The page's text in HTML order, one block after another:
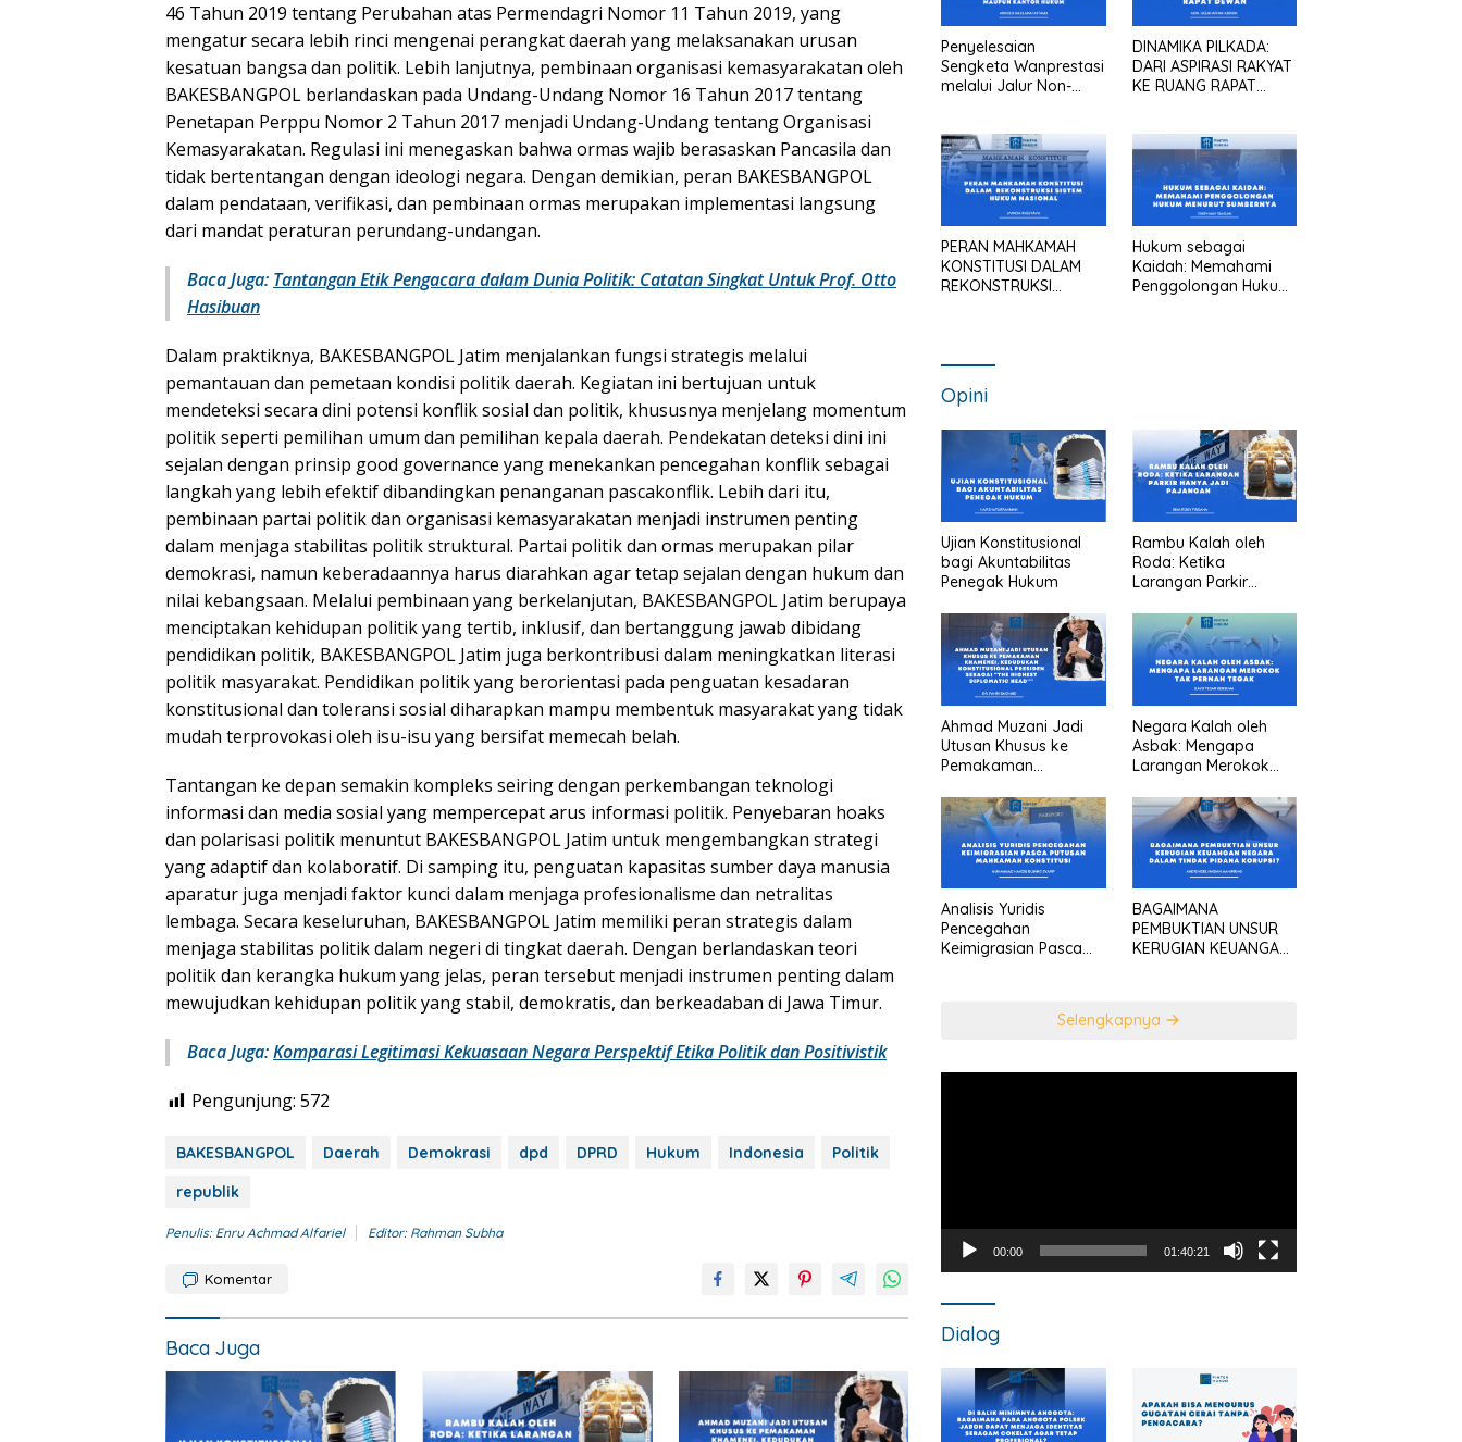
46 Tahun 2019 tentang Perubahan atas Permendagri Nomor 11 Tahun 2019, yang
mengatur secara lebih rinci mengenai perangkat daerah yang melaksanakan urusan
kesatuan bangsa dan politik. Lebih lanjutnya, pembinaan organisasi kemasyarakatan oleh
BAKESBANGPOL berlandaskan pada Undang-Undang Nomor 16 Tahun 2017 tentang
Penetapan Perppu Nomor 2 Tahun 2017 menjadi Undang-Undang tentang Organisasi
Kemasyarakatan. Regulasi ini menegaskan bahwa ormas wajib berasaskan Pancasila dan
tidak bertentangan dengan ideologi negara. Dengan demikian, peran BAKESBANGPOL
dalam pendataan, verifikasi, dan pembinaan ormas merupakan implementasi langsung
dari mandat peraturan perundang-undangan.
Baca Juga: Tantangan Etik Pengacara dalam Dunia Politik: Catatan Singkat Untuk Prof. Otto
Hasibuan
Dalam praktiknya, BAKESBANGPOL Jatim menjalankan fungsi strategis melalui
pemantauan dan pemetaan kondisi politik daerah. Kegiatan ini bertujuan untuk
mendeteksi secara dini potensi konflik sosial dan politik, khususnya menjelang momentum
politik seperti pemilihan umum dan pemilihan kepala daerah. Pendekatan deteksi dini ini
sejalan dengan prinsip good governance yang menekankan pencegahan konflik sebagai
langkah yang lebih efektif dibandingkan penanganan pascakonflik. Lebih dari itu,
pembinaan partai politik dan organisasi kemasyarakatan menjadi instrumen penting
dalam menjaga stabilitas politik struktural. Partai politik dan ormas merupakan pilar
demokrasi, namun keberadaannya harus diarahkan agar tetap sejalan dengan hukum dan
nilai kebangsaan. Melalui pembinaan yang berkelanjutan, BAKESBANGPOL Jatim berupaya
menciptakan kehidupan politik yang tertib, inklusif, dan bertanggung jawab dibidang
pendidikan politik, BAKESBANGPOL Jatim juga berkontribusi dalam meningkatkan literasi
politik masyarakat. Pendidikan politik yang berorientasi pada penguatan kesadaran
konstitusional dan toleransi sosial diharapkan mampu membentuk masyarakat yang tidak
mudah terprovokasi oleh isu-isu yang bersifat memecah belah.
Tantangan ke depan semakin kompleks seiring dengan perkembangan teknologi
informasi dan media sosial yang mempercepat arus informasi politik. Penyebaran hoaks
dan polarisasi politik menuntut BAKESBANGPOL Jatim untuk mengembangkan strategi
yang adaptif dan kolaboratif. Di samping itu, penguatan kapasitas sumber daya manusia
aparatur juga menjadi faktor kunci dalam menjaga profesionalisme dan netralitas
lembaga. Secara keseluruhan, BAKESBANGPOL Jatim memiliki peran strategis dalam
menjaga stabilitas politik dalam negeri di tingkat daerah. Dengan berlandaskan teori
politik dan kerangka hukum yang jelas, peran tersebut menjadi instrumen penting dalam
mewujudkan kehidupan politik yang stabil, demokratis, dan berkeadaban di Jawa Timur.
Baca Juga:Komparasi Legitimasi Kekuasaan Negara Perspektif Etika Politik dan Positivistik
Pengunjung: 572
BAKESBANGPOL Daerah Demokrasi dpd DPRD Hukum Indonesia
Politik
republik
Penulis: Enru Achmad Alfariel Editor: Rahman Subha
Komentar
Baca Juga
Penyelesaian
Sengketa Wanprestasi
melalui Jalur Non-
Pengadilan Maupun
Kantor Hukum
DINAMIKA PILKADA:
DARI ASPIRASI RAKYAT
KE RUANG RAPAT
PERAN MAHKAMAH
KONSTITUSI DALAM
REKONSTRUKSI
Hukum sebagai
Kaidah: Memahami
Penggolongan Hukum
Opini
Ujian Konstitusional
bagi Akuntabilitas
Penegak Hukum
Rambu Kalah oleh
Roda: Ketika
Larangan Parkir
Ahmad Muzani Jadi
Utusan Khusus ke
Pemakaman
konstitusional
Presiden sebagai “the
highest diplomatic
head””
Negara Kalah oleh
Asbak: Mengapa
Larangan Merokok
Analisis Yuridis
Pencegahan
Keimigrasian Pasca
BAGAIMANA
PEMBUKTIAN UNSUR
KERUGIAN KEUANGAN
Selengkapnya
00:00 01:40:21
Dialog